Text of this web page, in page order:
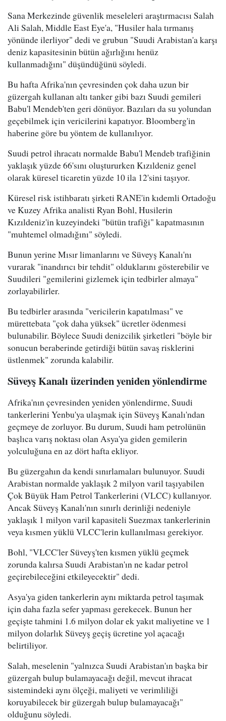
Sana Merkezinde güvenlik meseleleri araştırmacısı Salah
Ali Salah, Middle East Eye'a, "Husiler hala tırmanış
yönünde ilerliyor" dedi ve grubun "Suudi Arabistan'a karşı
deniz kapasitesinin bütün ağırlığını henüz
kullanmadığını" düşündüğünü söyledi.
Bu hafta Afrika'nın çevresinden çok daha uzun bir
güzergah kullanan altı tanker gibi bazı Suudi gemileri
Babu'l Mendeb'ten geri dönüyor. Bazıları da su yolundan
geçebilmek için vericilerini kapatıyor. Bloomberg'in
haberine göre bu yöntem de kullanılıyor.
Suudi petrol ihracatı normalde Babu'l Mendeb trafiğinin
yaklaşık yüzde 66'sını oluştururken Kızıldeniz genel
olarak küresel ticaretin yüzde 10 ila 12'sini taşıyor.
Küresel risk istihbaratı şirketi RANE'in kıdemli Ortadoğu
ve Kuzey Afrika analisti Ryan Bohl, Husilerin
Kızıldeniz'in kuzeyindeki "bütün trafiği" kapatmasının
"muhtemel olmadığını" söyledi.
Bunun yerine Mısır limanlarını ve Süveyş Kanalı'nı
vurarak "inandırıcı bir tehdit" olduklarını gösterebilir ve
Suudileri "gemilerini gizlemek için tedbirler almaya"
zorlayabilirler.
Bu tedbirler arasında "vericilerin kapatılması" ve
mürettebata "çok daha yüksek" ücretler ödenmesi
bulunabilir. Böylece Suudi denizcilik şirketleri "böyle bir
sonucun beraberinde getirdiği bütün savaş risklerini
üstlenmek" zorunda kalabilir.
Süveyş Kanalı üzerinden yeniden yönlendirme
Afrika'nın çevresinden yeniden yönlendirme, Suudi
tankerlerini Yenbu'ya ulaşmak için Süveyş Kanalı'ndan
geçmeye de zorluyor. Bu durum, Suudi ham petrolünün
başlıca varış noktası olan Asya'ya giden gemilerin
yolculuğuna en az dört hafta ekliyor.
Bu güzergahın da kendi sınırlamaları bulunuyor. Suudi
Arabistan normalde yaklaşık 2 milyon varil taşıyabilen
Çok Büyük Ham Petrol Tankerlerini (VLCC) kullanıyor.
Ancak Süveyş Kanalı'nın sınırlı derinliği nedeniyle
yaklaşık 1 milyon varil kapasiteli Suezmax tankerlerinin
veya kısmen yüklü VLCC'lerin kullanılması gerekiyor.
Bohl, "VLCC'ler Süveyş'ten kısmen yüklü geçmek
zorunda kalırsa Suudi Arabistan'ın ne kadar petrol
geçirebileceğini etkileyecektir" dedi.
Asya'ya giden tankerlerin aynı miktarda petrol taşımak
için daha fazla sefer yapması gerekecek. Bunun her
geçişte tahmini 1.6 milyon dolar ek yakıt maliyetine ve 1
milyon dolarlık Süveyş geçiş ücretine yol açacağı
belirtiliyor.
Salah, meselenin "yalnızca Suudi Arabistan'ın başka bir
güzergah bulup bulamayacağı değil, mevcut ihracat
sistemindeki aynı ölçeği, maliyeti ve verimliliği
koruyabilecek bir güzergah bulup bulamayacağı"
olduğunu söyledi.